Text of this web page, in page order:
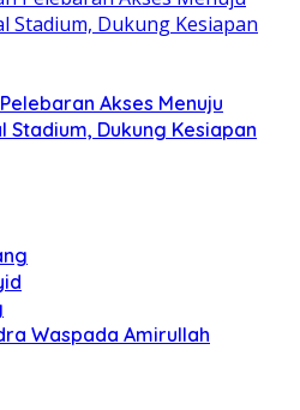
Akses Menuju
Stadium, Dukung Kesiapan
Waspada Amirullah